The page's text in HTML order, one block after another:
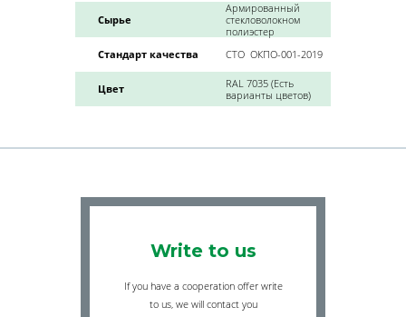
Сырье
Армированный
стекловолокном
полиэстер
Стандарт качества
СТО ОКПО-001-2019
Цвет
RAL 7035 (Есть
варианты цветов)
Write to us
If you have a cooperation offer write
to us, we will contact you